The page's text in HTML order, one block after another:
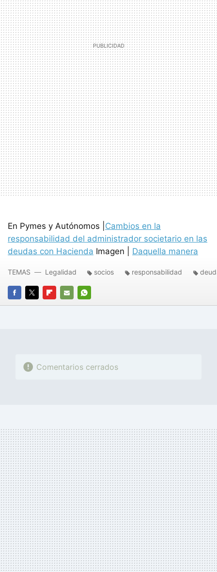
En Pymes y Autónomos | Cambios en la
responsabilidad del administrador societario en las
deudas con Hacienda Imagen | Daquella manera
FACEBOOK
TWITTERFLIPBOARD
E-
WHATSAPP
TEMAS Legalidad socios responsabilidad
Comentarios cerrados